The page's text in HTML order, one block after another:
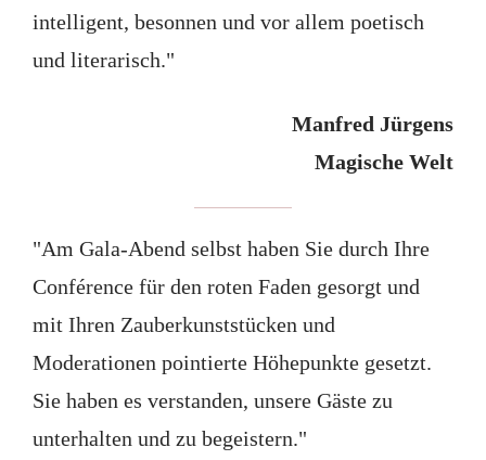
intelligent, besonnen und vor allem poetisch
und literarisch."
Manfred Jürgens
Magische Welt
"Am Gala-Abend selbst haben Sie durch Ihre
Conférence für den roten Faden gesorgt und
mit Ihren Zauberkunststücken und
Moderationen pointierte Höhepunkte gesetzt.
Sie haben es verstanden, unsere Gäste zu
unterhalten und zu begeistern."